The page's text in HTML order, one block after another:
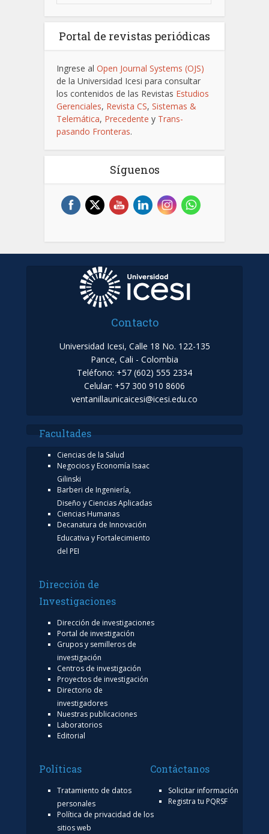
Portal de revistas periódicas
Ingrese al Open Journal Systems (OJS)
de la Universidad Icesi para consultar
los contenidos de las Revistas Estudios
Gerenciales, Revista CS, Sistemas &
Telemática, Precedente y Trans-
pasando Fronteras.
Síguenos
Contacto
Universidad Icesi, Calle 18 No. 122-135
Pance, Cali - Colombia
Teléfono: +57 (602) 555 2334
Celular: +57 300 910 8606
ventanillaunicaicesi@icesi.edu.co
Facultades
Ciencias de la Salud
Negocios y Economía Isaac
Gilinski
Barberi de Ingeniería,
Diseño y Ciencias Aplicadas
Ciencias Humanas
Decanatura de Innovación
Educativa y Fortalecimiento
del PEI
Dirección de
Investigaciones
Dirección de investigaciones
Portal de investigación
Grupos y semilleros de
investigación
Centros de investigación
Proyectos de investigación
Directorio de
investigadores
Nuestras publicaciones
Laboratorios
Editorial
Políticas
Tratamiento de datos
personales
Política de privacidad de los
sitios web
Contáctanos
Solicitar información
Registra tu PQRSF